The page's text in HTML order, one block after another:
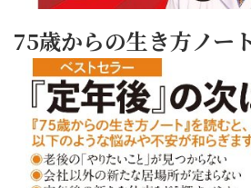
75歳からの生き方ノー